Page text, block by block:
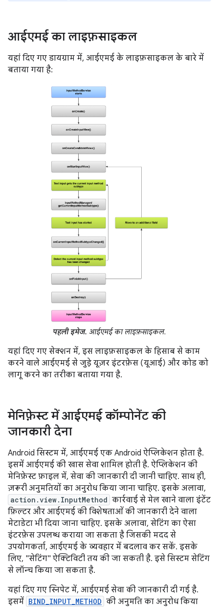
आईएमई का लाइफ़साइकल
यहां दिए गए डायग्राम में, आईएमई के लाइफ़साइकल के बारे में
बताया गया है:
पहली इमेज. आईएमई का लाइफ़साइकल.
यहां दिए गए सेक्शन में, इस लाइफ़साइकल के हिसाब से काम
करने वाले आईएमई से जुड़े यूज़र इंटरफ़ेस (यूआई) और कोड को
लागू करने का तरीका बताया गया है.
मेनिफ़ेस्ट में आईएमई कॉम्पोनेंट की
जानकारी देना
Android सिस्टम में, आईएमई एक Android ऐप्लिकेशन होता है.
इसमें आईएमई की खास सेवा शामिल होती है. ऐप्लिकेशन की
मेनिफ़ेस्ट फ़ाइल में, सेवा की जानकारी दी जानी चाहिए. साथ ही,
ज़रूरी अनुमतियों का अनुरोध किया जाना चाहिए. इसके अलावा,
action.view.InputMethod कार्रवाई से मेल खाने वाला इंटेंट
फ़िल्टर और आईएमई की विशेषताओं की जानकारी देने वाला
मेटाडेटा भी दिया जाना चाहिए. इसके अलावा, सेटिंग का ऐसा
इंटरफ़ेस उपलब्ध कराया जा सकता है जिसकी मदद से
उपयोगकर्ता, आईएमई के व्यवहार में बदलाव कर सकें. इसके
लिए, "सेटिंग" ऐक्टिविटी तय की जा सकती है. इसे सिस्टम सेटिंग
से लॉन्च किया जा सकता है.
यहां दिए गए स्निपेट में, आईएमई सेवा की जानकारी दी गई है.
इसमें BIND_INPUT_METHOD की अनुमति का अनुरोध किया